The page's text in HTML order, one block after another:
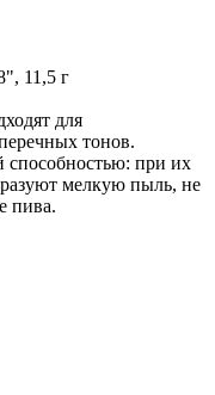
11,5 г
для
тонов.
способностью: при их
мелкую пыль, не
пива.